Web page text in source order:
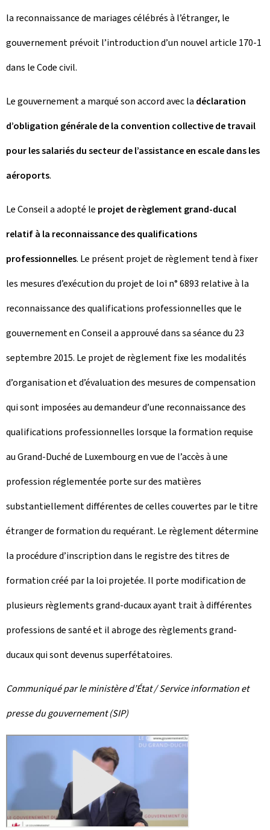
la reconnaissance de mariages célébrés à l’étranger, le
gouvernement prévoit l’introduction d’un nouvel article 170-1
dans le Code civil.
Le gouvernement a marqué son accord avec la déclaration
d’obligation générale de la convention collective de travail
pour les salariés du secteur de l’assistance en escale dans les
aéroports.
Le Conseil a adopté le projet de règlement grand-ducal
relatif à la reconnaissance des qualifications
professionnelles. Le présent projet de règlement tend à fixer
les mesures d’exécution du projet de loi n° 6893 relative à la
reconnaissance des qualifications professionnelles que le
gouvernement en Conseil a approuvé dans sa séance du 23
septembre 2015. Le projet de règlement fixe les modalités
d’organisation et d’évaluation des mesures de compensation
qui sont imposées au demandeur d’une reconnaissance des
qualifications professionnelles lorsque la formation requise
au Grand-Duché de Luxembourg en vue de l’accès à une
profession réglementée porte sur des matières
substantiellement différentes de celles couvertes par le titre
étranger de formation du requérant. Le règlement détermine
la procédure d’inscription dans le registre des titres de
formation créé par la loi projetée. Il porte modification de
plusieurs règlements grand-ducaux ayant trait à différentes
professions de santé et il abroge des règlements grand-
ducaux qui sont devenus superfétatoires.
Communiqué par le ministère d’État /Service information et
pressedu gouvernement (SIP)